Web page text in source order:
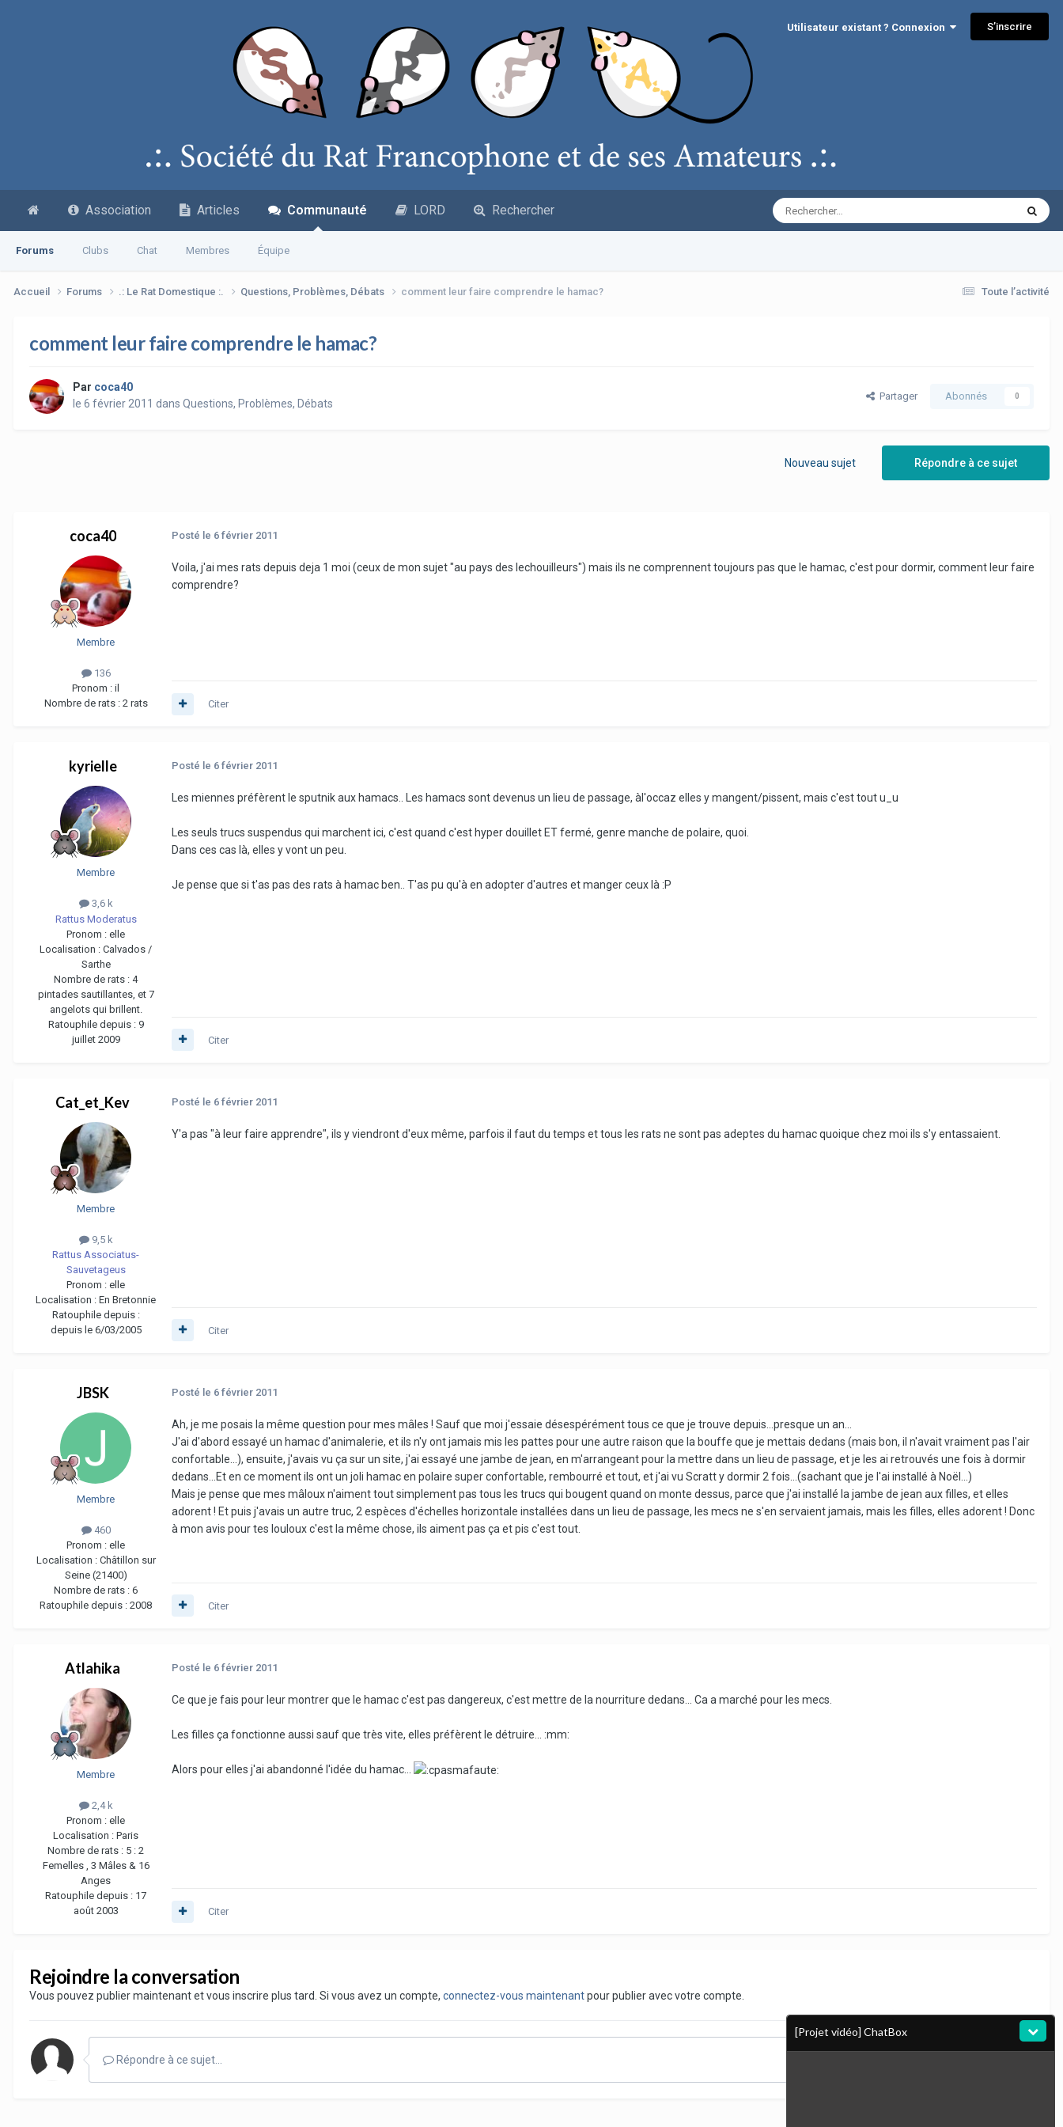
Utilisateur existant ? Connexion S’inscrire
Association Articles Communauté
Forums Clubs Chat Membres Équipe
LORD Rechercher
Toute l’activité
Accueil Forums .: Le Rat Domestique :. Questions, Problèmes, Débats comment leur faire comprendre le hamac?
comment leur faire comprendre le hamac?
Par coca40
le 6 février 2011 dans Questions, Problèmes, Débats
Partager Abonnés 0
Répondre à ce sujet
Nouveau sujet
coca40
Membre
136
Pronom : il
Nombre de rats : 2 rats
Posté le 6 février 2011
Voila, j'ai mes rats depuis deja 1 moi (ceux de mon sujet "au pays des lechouilleurs") mais ils ne comprennent toujours pas que le hamac, c'est pour dormir, comment leur faire
comprendre?
Citer
kyrielle
Membre
3,6 k
Rattus Moderatus
Pronom : elle
Localisation : Calvados /
Sarthe
Nombre de rats : 4
pintades sautillantes, et 7
angelots qui brillent.
Ratouphile depuis : 9
juillet 2009
Posté le 6 février 2011
Les miennes préfèrent le sputnik aux hamacs.. Les hamacs sont devenus un lieu de passage, àl'occaz elles y mangent/pissent, mais c'est tout u_u
Les seuls trucs suspendus qui marchent ici, c'est quand c'est hyper douillet ET fermé, genre manche de polaire, quoi.
Dans ces cas là, elles y vont un peu.
Je pense que si t'as pas des rats à hamac ben.. T'as pu qu'à en adopter d'autres et manger ceux là :P
Citer
Cat_et_Kev
Membre
9,5 k
Rattus Associatus-
Sauvetageus
Pronom : elle
Localisation : En Bretonnie
Ratouphile depuis :
depuis le 6/03/2005
Posté le 6 février 2011
Y'a pas "à leur faire apprendre", ils y viendront d'eux même, parfois il faut du temps et tous les rats ne sont pas adeptes du hamac quoique chez moi ils s'y entassaient.
Citer
JBSK
Membre
460
Pronom : elle
Localisation : Châtillon sur
Seine (21400)
Nombre de rats : 6
Ratouphile depuis : 2008
Posté le 6 février 2011
Ah, je me posais la même question pour mes mâles ! Sauf que moi j'essaie désespérément tous ce que je trouve depuis...presque un an...
J'ai d'abord essayé un hamac d'animalerie, et ils n'y ont jamais mis les pattes pour une autre raison que la bouffe que je mettais dedans (mais bon, il n'avait vraiment pas l'air
confortable...), ensuite, j'avais vu ça sur un site, j'ai essayé une jambe de jean, en m'arrangeant pour la mettre dans un lieu de passage, et je les ai retrouvés une fois à dormir
dedans...Et en ce moment ils ont un joli hamac en polaire super confortable, rembourré et tout, et j'ai vu Scratt y dormir 2 fois...(sachant que je l'ai installé à Noël...)
Mais je pense que mes mâloux n'aiment tout simplement pas tous les trucs qui bougent quand on monte dessus, parce que j'ai installé la jambe de jean aux filles, et elles
adorent ! Et puis j'avais un autre truc, 2 espèces d'échelles horizontale installées dans un lieu de passage, les mecs ne s'en servaient jamais, mais les filles, elles adorent ! Donc
à mon avis pour tes louloux c'est la même chose, ils aiment pas ça et pis c'est tout.
Citer
Atlahika
Membre
2,4 k
Pronom : elle
Localisation : Paris
Nombre de rats : 5 : 2
Femelles , 3 Mâles & 16
Anges
Ratouphile depuis : 17
août 2003
Posté le 6 février 2011
Ce que je fais pour leur montrer que le hamac c'est pas dangereux, c'est mettre de la nourriture dedans... Ca a marché pour les mecs.
Les filles ça fonctionne aussi sauf que très vite, elles préfèrent le détruire... :mm:
Alors pour elles j'ai abandonné l'idée du hamac...
Citer
Rejoindre la conversation
Vous pouvez publier maintenant et vous inscrire plus tard. Si vous avez un compte, connectez-vous maintenantpour publier avec votre compte.
Répondre à ce sujet…
[Projet vidéo] ChatBox